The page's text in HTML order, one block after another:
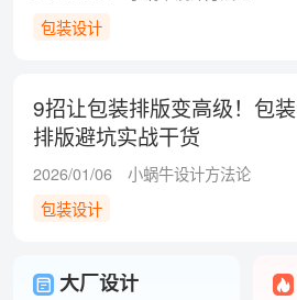
包装设计
9招让包装排版变高级！包装
排版避坑实战干货
2026/01/06
小蜗牛设计方法论
包装设计
大厂设计